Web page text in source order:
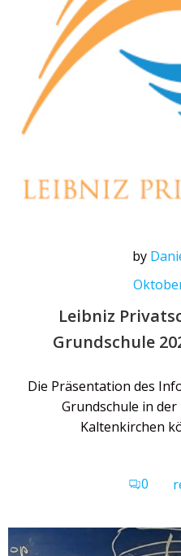
by
Leibniz
Grundschule
Die Präsentation des
Grundschule in
Kaltenkirchen
0